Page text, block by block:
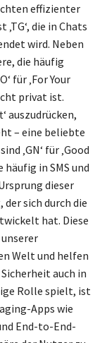
effizienter
die in Chats
wird. Neben
die häufig
für ‚For Your
privat ist.
auszudrücken,
– eine beliebte
‚GN‘ für ‚Good
häufig in SMS und
dieser
sich durch die
hat. Diese
Welt und helfen
auch in
Rolle spielt, ist
Apps wie
End-to-End-